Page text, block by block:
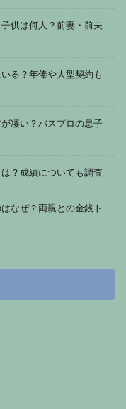
供は何人？前妻・前夫
る？年俸や大型契約も
凄い？バスプロの息子
？成績についても調査
なぜ？両親との金銭ト